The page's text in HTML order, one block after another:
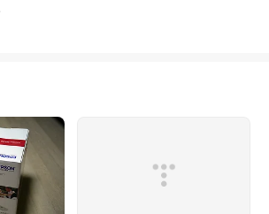
사각형이에요..라쳇도 알미늄